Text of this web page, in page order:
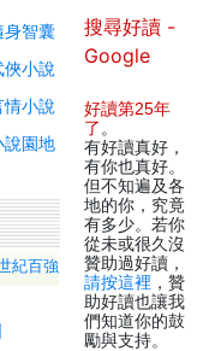
身智囊
俠小說
情小說
說園地
紀百強
搜尋好讀 -
Google
好讀第25年
了 。
有好讀真好，
有你也真好。
但不知遍及各
地的你，究竟
有多少。若你
從未或很久沒
贊助過好讀，
請按這裡 ，贊
助好讀也讓我
們知道你的鼓
勵與支持。